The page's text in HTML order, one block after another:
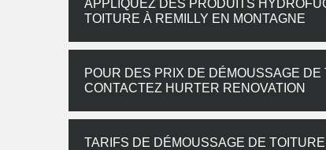
APPLIQUEZ DES PRODUITS
TOITURE À REMILLY EN MONTAGNE
POUR DES PRIX DE DÉMOUSSAGE
CONTACTEZ HURTER RENOVATION
TARIFS DE DÉMOUSSAGE DE